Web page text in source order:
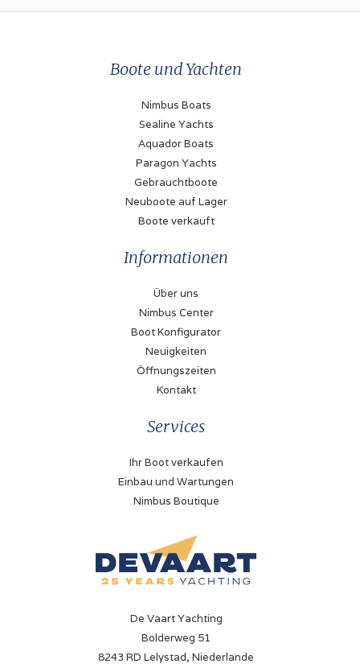
Boote und Yachten
Nimbus Boats
Sealine Yachts
Aquador Boats
Paragon Yachts
Gebrauchtboote
Neuboote auf Lager
Boote verkauft
Informationen
Über uns
Nimbus Center
Boot Konfigurator
Neuigkeiten
Öffnungszeiten
Kontakt
Services
Ihr Boot verkaufen
Einbau und Wartungen
Nimbus Boutique
De Vaart Yachting
Bolderweg 51
8243 RD Lelystad, Niederlande